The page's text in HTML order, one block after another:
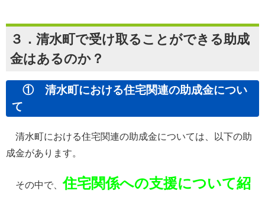
３．清水町で受け取ることができる助成
金はあるのか？
① 清水町における住宅関連の助成金につい
て
清水町における住宅関連の助成金については、以下の助
成金があります。
その中で、住宅関係への支援について紹